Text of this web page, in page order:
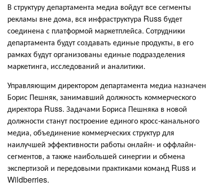
В структуру департамента медиа войдут все сегменты
рекламы вне дома, вся инфраструктура Russ будет
соединена с платформой маркетплейса. Сотрудники
департамента будут создавать единые продукты, в его
рамках будут организованы единые подразделения
маркетинга, исследований и аналитики.
Управляющим директором департамента медиа назначен
Борис Пешняк, занимавший должность коммерческого
директора Russ. Задачами Бориса Пешняка в новой
должности станут построение единого кросс-канального
медиа, объединение коммерческих структур для
наилучшей эффективности работы онлайн- и оффлайн-
сегментов, а также наибольшей синергии и обмена
экспертизой и передовыми практиками команд Russ и
Wildberries.